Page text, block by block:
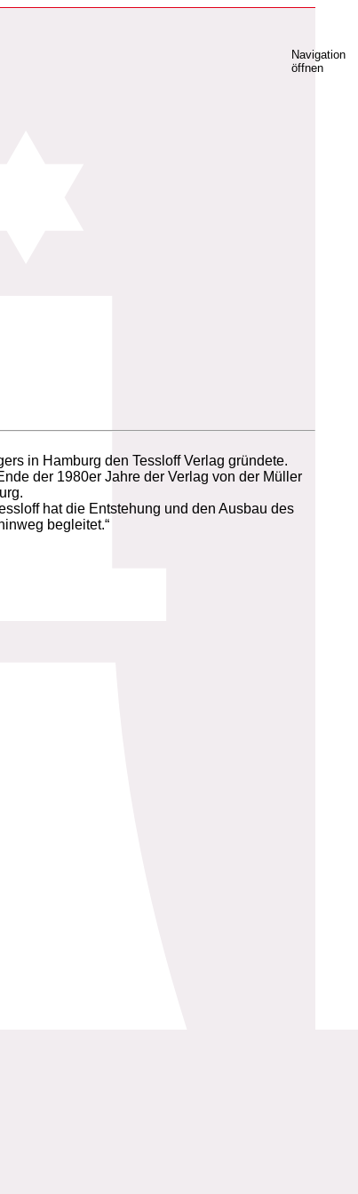
Navigation
öffnen
in Hamburg den Tessloff Verlag gründete.
der 1980er Jahre der Verlag von der Müller
hat die Entstehung und den Ausbau des
begleitet.“